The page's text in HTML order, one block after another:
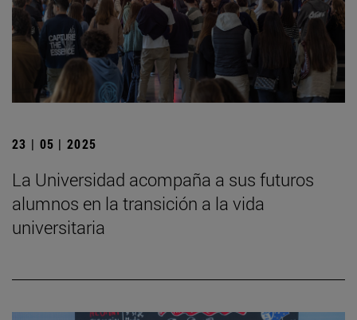
23 | 05 | 2025
La Universidad acompaña a sus futuros
alumnos en la transición a la vida
universitaria